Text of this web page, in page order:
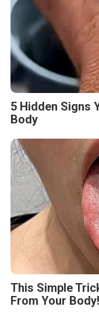
5 Hidden Signs
Body
This Simple
From Your Body!